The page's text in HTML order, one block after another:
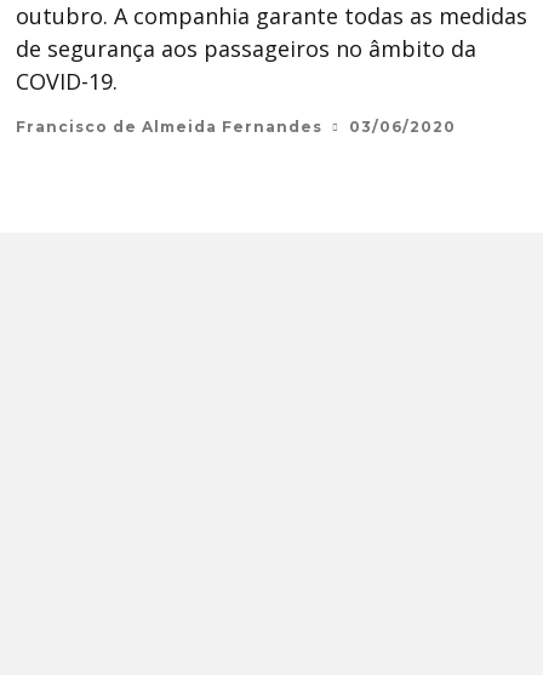
outubro. A companhia garante todas as medidas
de segurança aos passageiros no âmbito da
COVID-19.
Francisco de Almeida Fernandes 03/06/2020